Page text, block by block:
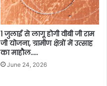
1 जुलाई से लागू होगी वीबी जी राम
जी योजना, ग्रामीण क्षेत्रों में उत्साह
का माहौल…..
June 24, 2026